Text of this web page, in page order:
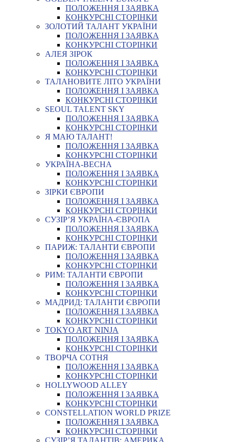
ПОЛОЖЕННЯ І ЗАЯВКА
КОНКУРСНІ СТОРІНКИ
ЗОЛОТИЙ ТАЛАНТ УКРАЇНИ
ПОЛОЖЕННЯ І ЗАЯВКА
КОНКУРСНІ СТОРІНКИ
АЛЕЯ ЗІРОК
ПОЛОЖЕННЯ І ЗАЯВКА
КОНКУРСНІ СТОРІНКИ
ТАЛАНОВИТЕ ЛІТО УКРАЇНИ
ПОЛОЖЕННЯ І ЗАЯВКА
КОНКУРСНІ СТОРІНКИ
SEOUL TALENT SKY
ПОЛОЖЕННЯ І ЗАЯВКА
КОНКУРСНІ СТОРІНКИ
Я МАЮ ТАЛАНТ!
ПОЛОЖЕННЯ І ЗАЯВКА
КОНКУРСНІ СТОРІНКИ
УКРАЇНА-ВЕСНА
ПОЛОЖЕННЯ І ЗАЯВКА
КОНКУРСНІ СТОРІНКИ
ЗІРКИ ЄВРОПИ
ПОЛОЖЕННЯ І ЗАЯВКА
КОНКУРСНІ СТОРІНКИ
СУЗІР’Я УКРАЇНА-ЄВРОПА
ПОЛОЖЕННЯ І ЗАЯВКА
КОНКУРСНІ СТОРІНКИ
ПАРИЖ: ТАЛАНТИ ЄВРОПИ
ПОЛОЖЕННЯ І ЗАЯВКА
КОНКУРСНІ СТОРІНКИ
РИМ: ТАЛАНТИ ЄВРОПИ
ПОЛОЖЕННЯ І ЗАЯВКА
КОНКУРСНІ СТОРІНКИ
МАДРИД: ТАЛАНТИ ЄВРОПИ
ПОЛОЖЕННЯ І ЗАЯВКА
КОНКУРСНІ СТОРІНКИ
TOKYO ART NINJA
ПОЛОЖЕННЯ І ЗАЯВКА
КОНКУРСНІ СТОРІНКИ
ТВОРЧА СОТНЯ
ПОЛОЖЕННЯ І ЗАЯВКА
КОНКУРСНІ СТОРІНКИ
HOLLYWOOD ALLEY
ПОЛОЖЕННЯ І ЗАЯВКА
КОНКУРСНІ СТОРІНКИ
CONSTELLATION WORLD PRIZE
ПОЛОЖЕННЯ І ЗАЯВКА
КОНКУРСНІ СТОРІНКИ
СУЗІР’Я ТАЛАНТІВ: АМЕРИКА